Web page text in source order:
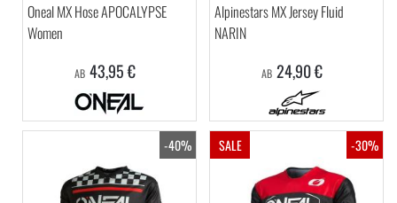
Oneal MX Hose APOCALYPSE
Women
AB 43,95 €
Alpinestars MX Jersey Fluid
NARIN
AB 24,90 €
-40% SALE -30%